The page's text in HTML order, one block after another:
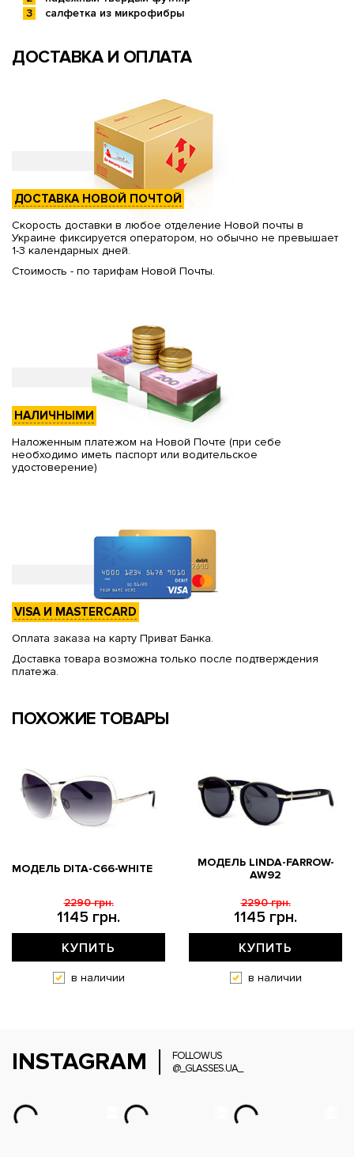
салфетка из микрофибры
ДОСТАВКА И ОПЛАТА
ДОСТАВКА НОВОЙ ПОЧТОЙ
Скорость доставки в любое отделение Новой почты в
Украине фиксируется оператором, но обычно не превышает
1-3 календарных дней.
Стоимость - по тарифам Новой Почты.
НАЛИЧНЫМИ
Наложенным платежом на Новой Почте (при себе
необходимо иметь паспорт или водительское
удостоверение)
VISA И MASTERCARD
Оплата заказа на карту Приват Банка.
Доставка товара возможна только после подтверждения
платежа.
ПОХОЖИЕ ТОВАРЫ
МОДЕЛЬ DITA-C66-WHITE
1145 грн.
2290 грн.
КУПИТЬ
в наличии
МОДЕЛЬ LINDA-FARROW-
AW92
1145 грн.
2290 грн.
КУПИТЬ
в наличии
INSTAGRAM
FOLLOW US
@_GLASSES.UA_